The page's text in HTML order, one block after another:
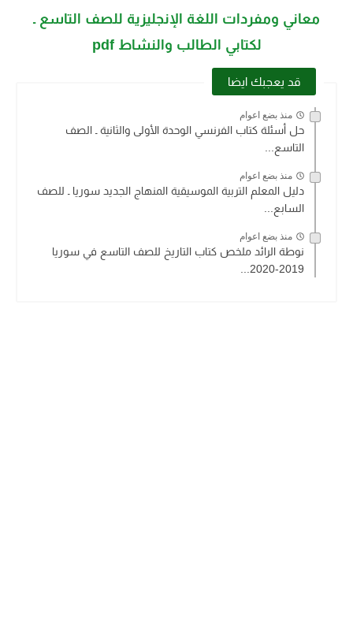
معاني ومفردات اللغة الإنجليزية للصف التاسع ـ
لكتابي الطالب والنشاط pdf
قد يعجبك ايضا
منذ بضع اعوام
حل أسئلة كتاب الفرنسي الوحدة الأولى والثانية ـ الصف
التاسع...
منذ بضع اعوام
دليل المعلم التربية الموسيقية المنهاج الجديد سوريا ـ للصف
السابع...
منذ بضع اعوام
نوطة الرائد ملخص كتاب التاريخ للصف التاسع في سوريا
2019-2020...